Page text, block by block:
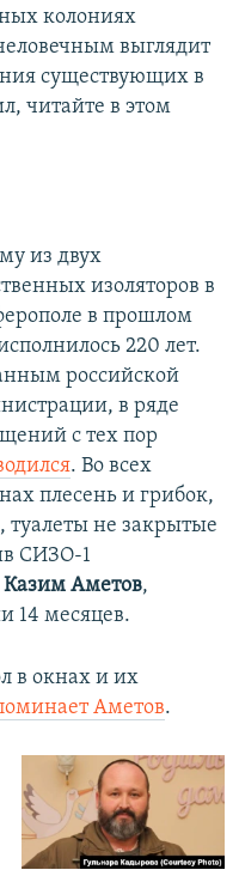
колониях
выглядит
существующих в
читайте в этом
из двух
изоляторов в
в прошлом
220 лет.
российской
в ряде
с тех пор
. Во всех
плесень и грибок,
туалеты не закрытые
СИЗО-1
Казим Аметов,
14 месяцев.
в окнах и их
Аметов.​